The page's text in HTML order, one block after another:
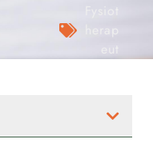
herap
eut